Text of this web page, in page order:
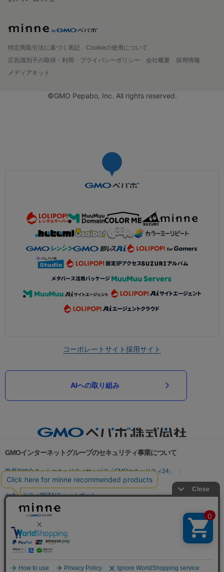
特定商取引法に基づく表記
Cookieの使用について
広告識別子の取得・利用
プライバシーポリシー 会社概要
採用情報
メディアキット
©GMO Pepabo, Inc. All rights reserved.
コーポレートサイト採用サイト
AIへの取り組み
GMOインターネットグループのセキュリティ事業について
世界初総合ネットセキュリティサービス「GMOセキュリティ24」
パスワード漏洩診断
Webサイトリスク診断
セキュリティ相談AIチャットボット
実在証明・盗聴対策
サイバー攻撃対策（GMO Flatt Security）
セキュリティ事業の軌跡